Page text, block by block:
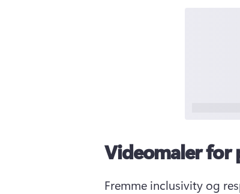
Videomaler for
Fremme inclusivity og